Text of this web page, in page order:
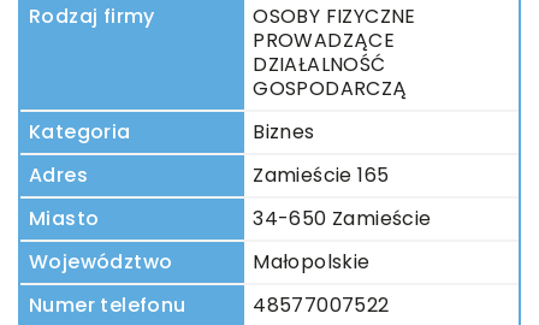
Rodzaj firmy
OSOBY FIZYCZNE
PROWADZĄCE
DZIAŁALNOŚĆ
GOSPODARCZĄ
Kategoria
Biznes
Adres
Zamieście 165
Miasto
34-650 Zamieście
Województwo
Małopolskie
Numer telefonu
48577007522